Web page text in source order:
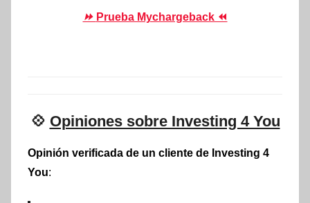
⏩ Prueba Mychargeback ⏪
💠 Opiniones sobre Investing 4 You
Opinión verificada de un cliente de Investing 4
You: